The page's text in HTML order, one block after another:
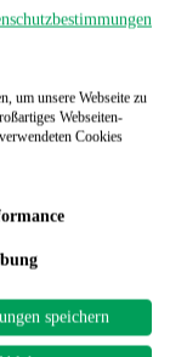
um unsere Webseite zu
Webseiten-
Cookies
speichern